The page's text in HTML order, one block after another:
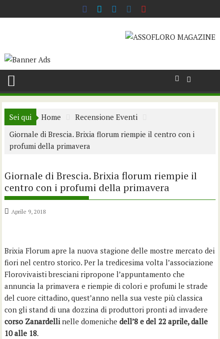
to
Sei qui Home
Recensione Eventi
Giornale di Brescia. Brixia florum riempie il centro con i
profumi della primavera
Giornale di Brescia. Brixia florum riempie il
centro con i profumi della primavera
Aprile 9, 2018
Brixia Florum apre la nuova stagione delle mostre mercato dei
fiori nel centro storico. Per la tredicesima volta l’associazione
Florovivaisti bresciani ripropone l’appuntamento che
annuncia la primavera e riempie di colori e profumi le strade
del cuore cittadino, quest’anno nella sua veste più classica
con gli stand di una dozzina di produttori pronti ad invadere
corso Zanardellinelle domeniche dell’8 e del 22 aprile, dalle
10 alle 18.